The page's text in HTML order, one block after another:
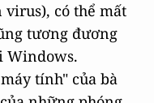
virus), có thể mất
tương đương
Windows.
tính" của bà